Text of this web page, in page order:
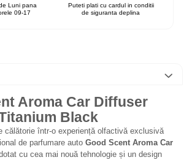
Luni pana
09-17
Puteti plati cu cardul in conditii
de siguranta deplina
Aroma Car Diffuser
Black
călătorie într-o experiență olfactivă exclusivă
de parfumare auto Good Scent Aroma Car
cu cea mai nouă tehnologie și un design